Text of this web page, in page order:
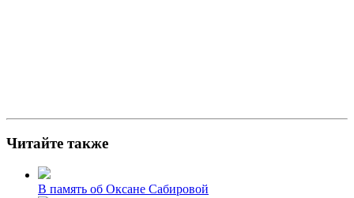
Читайте также
В память об Оксане Сабировой